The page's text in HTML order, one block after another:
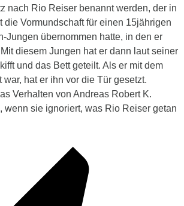
nach Rio Reiser benannt werden, der in
die Vormundschaft für einen 15jährigen
Jungen übernommen hatte, in den er
diesem Jungen hat er dann laut seiner
und das Bett geteilt. Als er mit dem
war, hat er ihn vor die Tür gesetzt.
Verhalten von Andreas Robert K.
wenn sie ignoriert, was Rio Reiser getan